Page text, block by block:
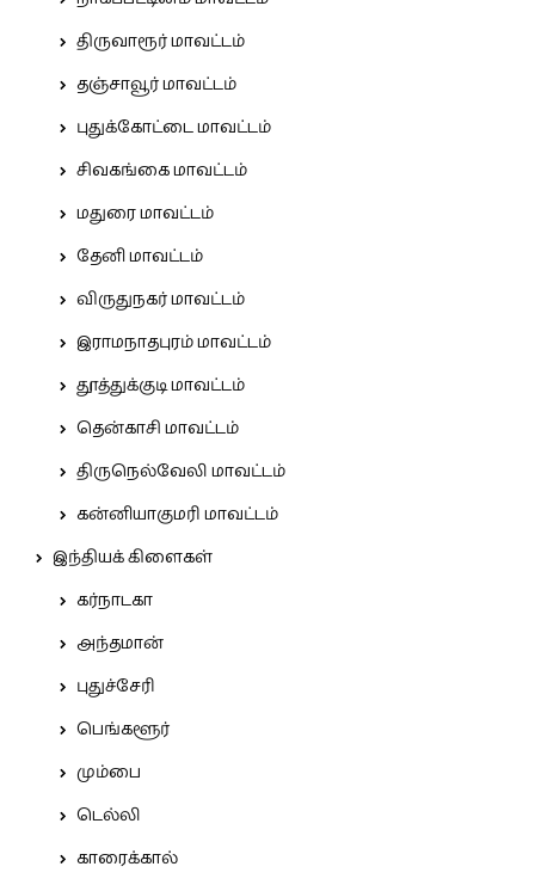
திருவாரூர் மாவட்டம்
தஞ்சாவூர் மாவட்டம்
புதுக்கோட்டை மாவட்டம்
சிவகங்கை மாவட்டம்
மதுரை மாவட்டம்
தேனி மாவட்டம்
விருதுநகர் மாவட்டம்
இராமநாதபுரம் மாவட்டம்
தூத்துக்குடி மாவட்டம்
தென்காசி மாவட்டம்
திருநெல்வேலி மாவட்டம்
கன்னியாகுமரி மாவட்டம்
இந்தியக் கிளைகள்
கர்நாடகா
அந்தமான்
புதுச்சேரி
பெங்களூர்
மும்பை
டெல்லி
காரைக்கால்